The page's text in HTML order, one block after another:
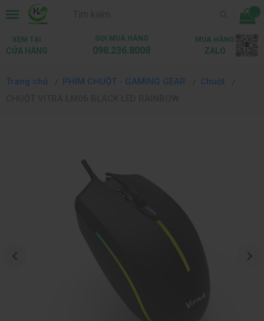
...
XEM TẠI
CỬA HÀNG
GỌI MUA HÀNG
098.236.8008
MUA HÀNG
ZALO
Trang chủ PHÍM CHUỘT - GAMING GEAR
Chuột